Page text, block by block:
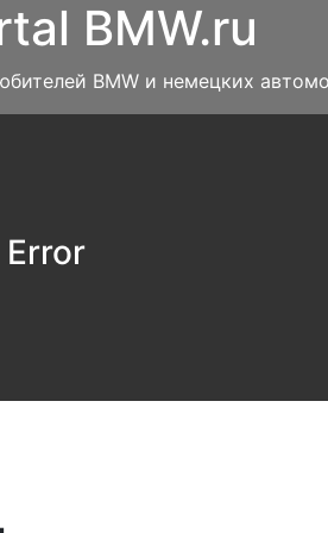
BMW.ru
BMW и немецких